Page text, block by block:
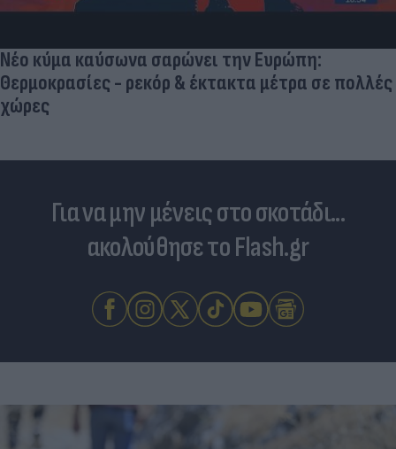
Νέο κύμα καύσωνα σαρώνει την Ευρώπη:
Θερμοκρασίες - ρεκόρ & έκτακτα μέτρα σε πολλές
χώρες
Για να μην μένεις στο σκοτάδι...
ακολούθησε το Flash.gr